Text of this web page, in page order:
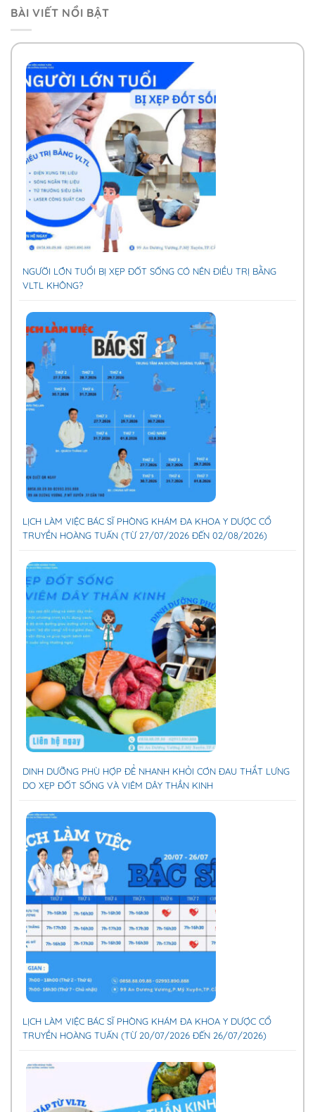
BÀI VIẾT NỔI BẬT
NGƯỜI LỚN TUỔI BỊ XẸP ĐỐT SỐNG CÓ NÊN ĐIỀU TRỊ BẰNG
VLTL KHÔNG?
LỊCH LÀM VIỆC BÁC SĨ PHÒNG KHÁM ĐA KHOA Y DƯỢC CỔ
TRUYỀN HOÀNG TUẤN (TỪ 27/07/2026 ĐẾN 02/08/2026)
DINH DƯỠNG PHÙ HỢP ĐỂ NHANH KHỎI CƠN ĐAU THẮT LƯNG
DO XẸP ĐỐT SỐNG VÀ VIÊM DÂY THẦN KINH
LỊCH LÀM VIỆC BÁC SĨ PHÒNG KHÁM ĐA KHOA Y DƯỢC CỔ
TRUYỀN HOÀNG TUẤN (TỪ 20/07/2026 ĐẾN 26/07/2026)